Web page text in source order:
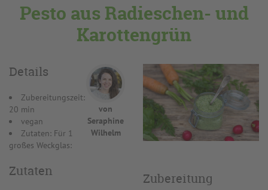
Pesto aus Radieschen- und
Karottengrün
von
Seraphine
Wilhelm
Details
Zubereitungszeit:
20 min
vegan
Zutaten: Für 1
großes Weckglas:
Zutaten Zubereitung